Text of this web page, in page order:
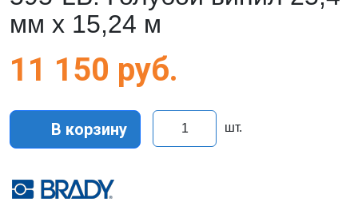
мм x 15,24 м
11 150 руб.
В корзину шт.